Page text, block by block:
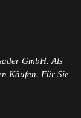
GmbH. Als
Käufen. Für Sie